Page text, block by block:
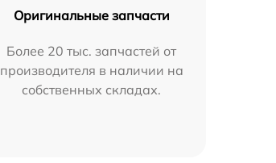
Оригинальные запчасти
Более 20 тыс. запчастей от
производителя в наличии на
собственных складах.